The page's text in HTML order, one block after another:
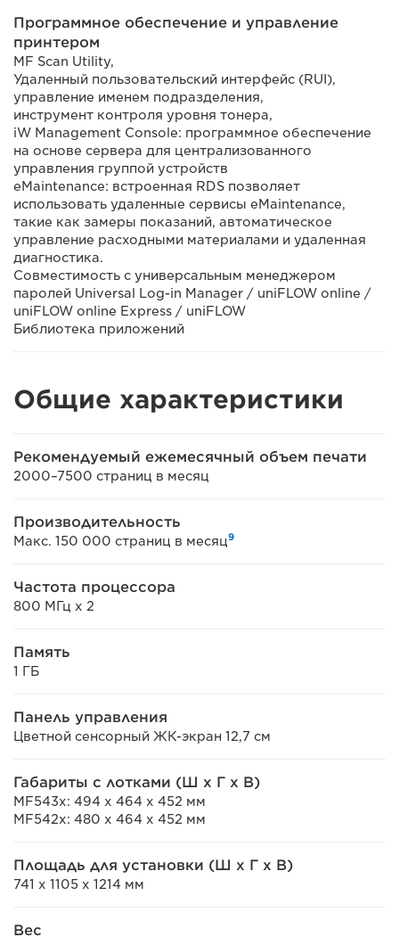
Программное обеспечение и управление
принтером
MF Scan Utility,
Удаленный пользовательский интерфейс (RUI),
управление именем подразделения,
инструмент контроля уровня тонера,
iW Management Console: программное обеспечение
на основе сервера для централизованного
управления группой устройств
eMaintenance: встроенная RDS позволяет
использовать удаленные сервисы eMaintenance,
такие как замеры показаний, автоматическое
управление расходными материалами и удаленная
диагностика.
Совместимость с универсальным менеджером
паролей Universal Log-in Manager / uniFLOW online /
uniFLOW online Express / uniFLOW
Библиотека приложений
Общие характеристики
Рекомендуемый ежемесячный объем печати
2000–7500 страниц в месяц
Производительность
Макс. 150 000 страниц в месяц9
Частота процессора
800 МГц x 2
Память
1 ГБ
Панель управления
Цветной сенсорный ЖК-экран 12,7 см
Габариты с лотками (Ш x Г x В)
MF543x: 494 x 464 x 452 мм
MF542x: 480 x 464 x 452 мм
Площадь для установки (Ш x Г x В)
741 x 1105 x 1214 мм
Вес